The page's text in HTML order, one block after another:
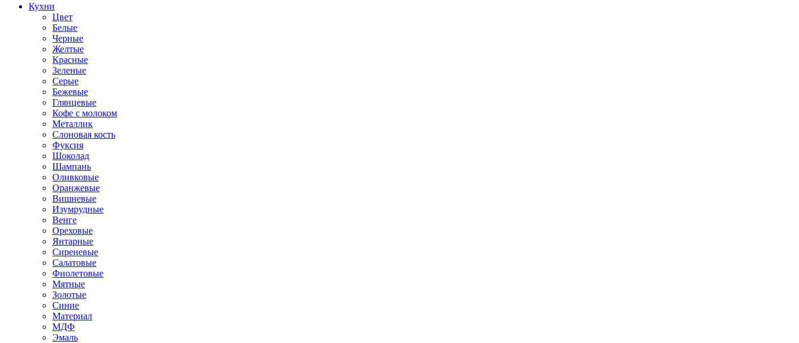
Кухни
Цвет
Белые
Черные
Желтые
Красные
Зеленые
Серые
Бежевые
Глянцевые
Кофе с молоком
Металлик
Слоновая кость
Фуксия
Шоколад
Шампань
Оливковые
Оранжевые
Вишневые
Изумрудные
Венге
Ореховые
Янтарные
Сиреневые
Салатовые
Фиолетовые
Мятные
Золотые
Синие
Материал
МДФ
Эмаль